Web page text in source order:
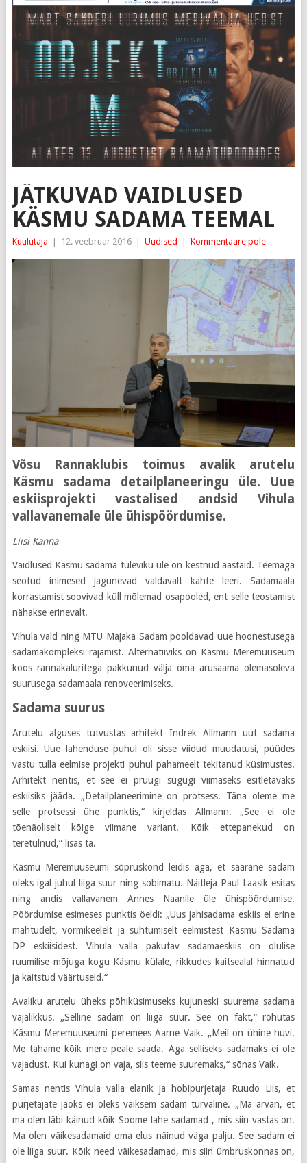
JÄTKUVAD VAIDLUSED
KÄSMU SADAMA TEEMAL
Kuulutaja 12. veebruar 2016 Uudised Kommentaare pole
Võsu Rannaklubis toimus avalik arutelu
Käsmu sadama detailplaneeringu üle. Uue
eskiisprojekti vastalised andsid Vihula
vallavanemale üle ühispöördumise.
Liisi Kanna
Vaidlused Käsmu sadama tuleviku üle on kestnud aastaid. Teemaga
seotud inimesed jagunevad valdavalt kahte leeri. Sadamaala
korrastamist soovivad küll mõlemad osapooled, ent selle teostamist
nähakse erinevalt.
Vihula vald ning MTÜ Majaka Sadam pooldavad uue hoonestusega
sadamakompleksi rajamist. Alternatiiviks on Käsmu Meremuuseum
koos rannakaluritega pakkunud välja oma arusaama olemasoleva
suurusega sadamaala renoveerimiseks.
Sadama suurus
Arutelu alguses tutvustas arhitekt Indrek Allmann uut sadama
eskiisi. Uue lahenduse puhul oli sisse viidud muudatusi, püüdes
vastu tulla eelmise projekti puhul pahameelt tekitanud küsimustes.
Arhitekt nentis, et see ei pruugi sugugi viimaseks esitletavaks
eskiisiks jääda. „Detailplaneerimine on protsess. Täna oleme me
selle protsessi ühe punktis,“ kirjeldas Allmann. „See ei ole
tõenäoliselt kõige viimane variant. Kõik ettepanekud on
teretulnud,“ lisas ta.
Käsmu Meremuuseumi sõpruskond leidis aga, et säärane sadam
oleks igal juhul liiga suur ning sobimatu. Näitleja Paul Laasik esitas
ning andis vallavanem Annes Naanile üle ühispöördumise.
Pöördumise esimeses punktis öeldi: „Uus jahisadama eskiis ei erine
mahtudelt, vormikeelelt ja suhtumiselt eelmistest Käsmu Sadama
DP eskiisidest. Vihula valla pakutav sadamaeskiis on olulise
ruumilise mõjuga kogu Käsmu külale, rikkudes kaitsealal hinnatud
ja kaitstud väärtuseid.“
Avaliku arutelu üheks põhiküsimuseks kujuneski suurema sadama
vajalikkus. „Selline sadam on liiga suur. See on fakt,“ rõhutas
Käsmu Meremuuseumi peremees Aarne Vaik. „Meil on ühine huvi.
Me tahame kõik mere peale saada. Aga selliseks sadamaks ei ole
vajadust. Kui kunagi on vaja, siis teeme suuremaks,“ sõnas Vaik.
Samas nentis Vihula valla elanik ja hobipurjetaja Ruudo Liis, et
purjetajate jaoks ei oleks väiksem sadam turvaline. „Ma arvan, et
ma olen läbi käinud kõik Soome lahe sadamad , mis siin vastas on.
Ma olen väikesadamaid oma elus näinud väga palju. See sadam ei
ole liiga suur. Kõik need väikesadamad, mis siin ümbruskonnas on,